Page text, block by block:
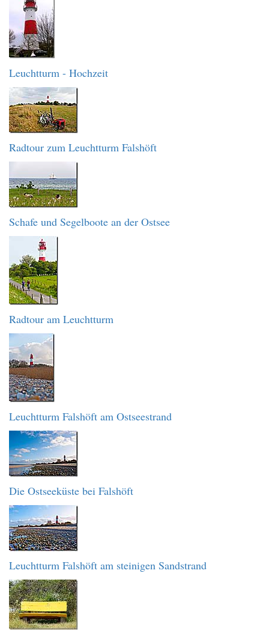
Leuchtturm - Hochzeit
Radtour zum Leuchtturm Falshöft
Schafe und Segelboote an der Ostsee
Radtour am Leuchtturm
Leuchtturm Falshöft am Ostseestrand
Die Ostseeküste bei Falshöft
Leuchtturm Falshöft am steinigen Sandstrand